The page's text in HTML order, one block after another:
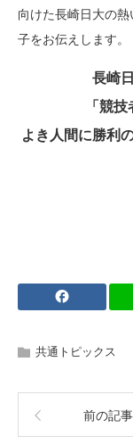
向けた長崎日大の
子をお伝えします。
長崎
「競
よき人間に勝利
共通トピックス
前の記事